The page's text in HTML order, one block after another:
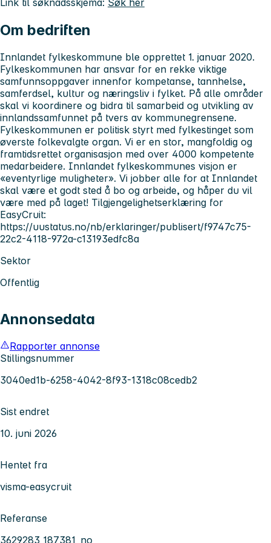
Link til søknadsskjema: Søk her
Om bedriften
Innlandet fylkeskommune ble opprettet 1. januar 2020.
Fylkeskommunen har ansvar for en rekke viktige
samfunnsoppgaver innenfor kompetanse, tannhelse,
samferdsel, kultur og næringsliv i fylket. På alle områder
skal vi koordinere og bidra til samarbeid og utvikling av
innlandssamfunnet på tvers av kommunegrensene.
Fylkeskommunen er politisk styrt med fylkestinget som
øverste folkevalgte organ. Vi er en stor, mangfoldig og
framtidsrettet organisasjon med over 4000 kompetente
medarbeidere. Innlandet fylkeskommunes visjon er
«eventyrlige muligheter». Vi jobber alle for at Innlandet
skal være et godt sted å bo og arbeide, og håper du vil
være med på laget! Tilgjengelighetserklæring for
EasyCruit:
https://uustatus.no/nb/erklaringer/publisert/f9747c75-
22c2-4118-972a-c13193edfc8a
Sektor
Offentlig
Annonsedata
Rapporter annonse
Stillingsnummer
3040ed1b-6258-4042-8f93-1318c08cedb2
Sist endret
10. juni 2026
Hentet fra
visma-easycruit
Referanse
3629283_187381_no